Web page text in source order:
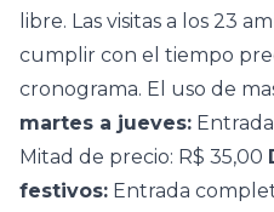
libre. Las visitas a los 23
cumplir con el tiempo
cronograma. El uso de
martes a jueves:
Mitad de precio: R$ 35,00
festivos: Entrada